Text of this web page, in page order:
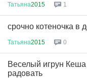
Татьяна2015 1
cрочно котеночка в
Татьяна2015 0
Веселый игрун Кеша
радовать